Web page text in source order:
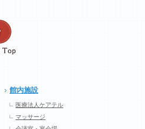
館内施設
医療法人ケアテル
マッサージ